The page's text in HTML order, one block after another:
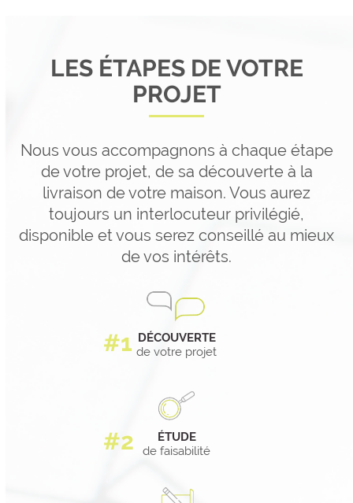
LES ÉTAPES DE VOTRE
PROJET
Nous vous accompagnons à chaque étape
de votre projet, de sa découverte à la
livraison de votre maison. Vous aurez
toujours un interlocuteur privilégié,
disponible et vous serez conseillé au mieux
de vos intérêts.
DÉCOUVERTE
de votre projet
ÉTUDE
de faisabilité